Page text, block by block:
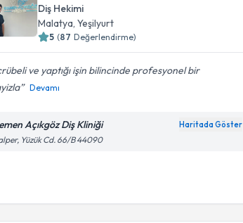
Diş Hekimi
Malatya, Yeşilyurt
5 (87 Değerlendirme)
ve yaptığı işin bilincinde profesyonel bir
Devamı
Açıkgöz Diş Kliniği Haritada Göster
Yüzük Cd. 66/B 44090